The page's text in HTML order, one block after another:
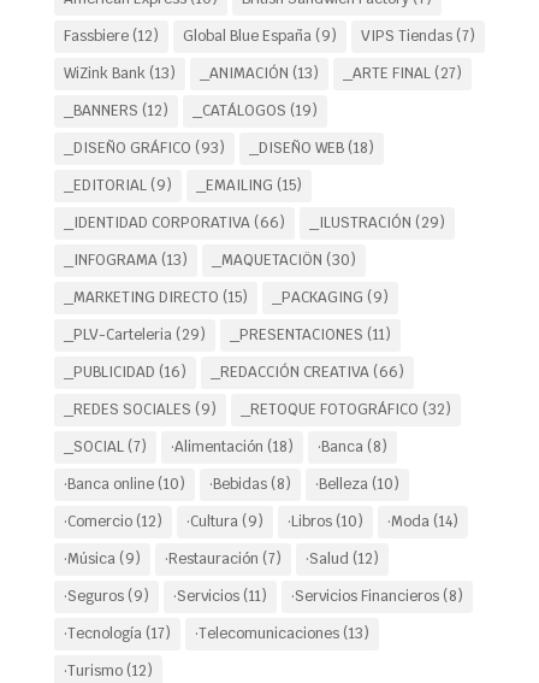
Fassbiere(12) Global Blue España(9) VIPS Tiendas(7)
WiZink Bank(13) _ANIMACIÓN (13) _ARTE FINAL(27)
_BANNERS (12) _CATÁLOGOS (19)
_DISEÑO GRÁFICO (93) _DISEÑO WEB(18)
_EDITORIAL(9) _EMAILING (15)
_IDENTIDAD CORPORATIVA(66) _ILUSTRACIÓN (29)
_INFOGRAMA(13) _MAQUETACIÖN (30)
_MARKETING DIRECTO (15) _PACKAGING (9)
_PLV-Carteleria(29) _PRESENTACIONES (11)
_PUBLICIDAD (16) _REDACCIÓN CREATIVA(66)
_REDES SOCIALES (9) _RETOQUE FOTOGRÁFICO (32)
_SOCIAL(7) ·Alimentación (18) ·Banca(8)
·Banca online(10) ·Bebidas(8) ·Belleza(10)
·Comercio(12) ·Cultura(9) ·Libros(10) ·Moda(14)
·Música(9) ·Restauración (7) ·Salud (12)
·Seguros(9) ·Servicios(11) ·Servicios Financieros(8)
·Tecnología(17) ·Telecomunicaciones(13)
·Turismo(12)